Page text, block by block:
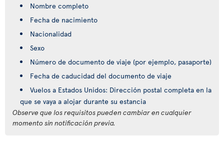
Nombre completo
Fecha de nacimiento
Nacionalidad
Sexo
Número de documento de viaje (por ejemplo, pasaporte)
Fecha de caducidad del documento de viaje
Vuelos a Estados Unidos: Dirección postal completa en la
que se vaya a alojar durante su estancia
Observe que los requisitos pueden cambiar en cualquier
momento sin notificación previa.